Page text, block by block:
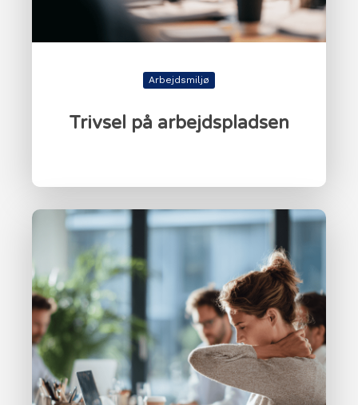
Arbejdsmiljø
Trivsel på arbejdspladsen